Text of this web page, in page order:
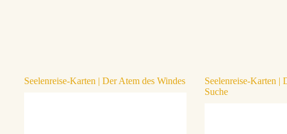
Seelenreise-Karten | Der Atem des Windes
Seelenreise-Karten |
Suche